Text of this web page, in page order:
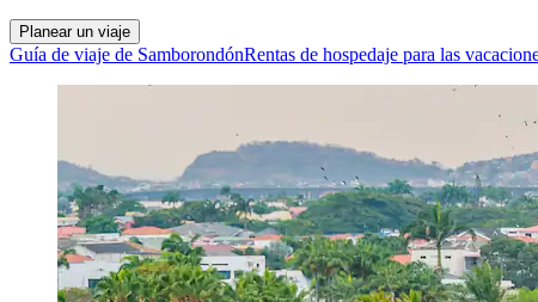
Planear un viaje
Guía de viaje de SamborondónRentas de hospedaje para las